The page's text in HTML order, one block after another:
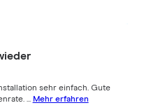
sehr einfach. Gute
... Mehr erfahren